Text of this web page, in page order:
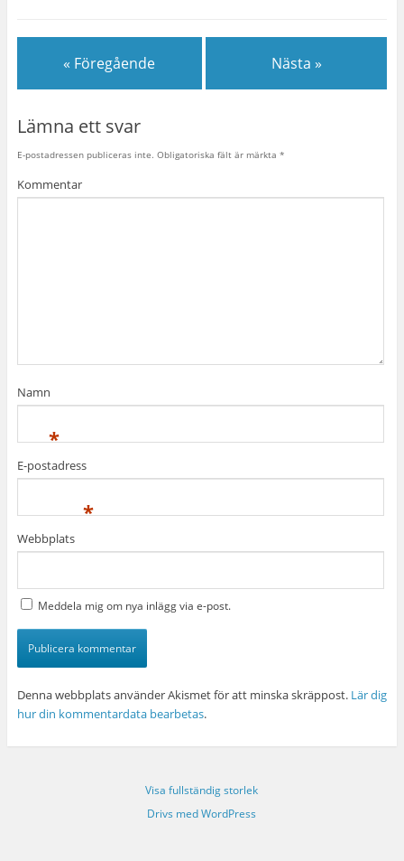
« Föregående Nästa »
Lämna ett svar
E-postadressen publiceras inte. Obligatoriska fält är märkta *
Kommentar
Namn
*
E-postadress
*
Webbplats
Meddela mig om nya inlägg via e-post.
Denna webbplats använder Akismet för att minska skräppost. Lär dig
hur din kommentardata bearbetas.
Visa fullständig storlek
Drivs med WordPress